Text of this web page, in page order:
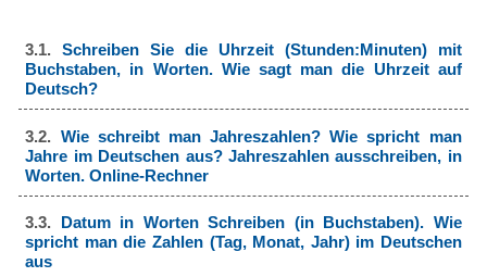
3.1.Schreiben Sie die Uhrzeit (Stunden:Minuten) mit
Buchstaben, in Worten. Wie sagt man die Uhrzeit auf
Deutsch?
3.2. Wie schreibt man Jahreszahlen? Wie spricht man
Jahre im Deutschen aus? Jahreszahlen ausschreiben, in
Worten. Online-Rechner
3.3. Datum in Worten Schreiben (in Buchstaben). Wie
spricht man die Zahlen (Tag, Monat, Jahr) im Deutschen
aus